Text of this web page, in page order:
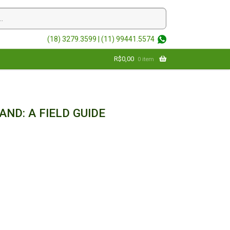
(18) 3279.3599 | (11) 99441.5574
R$0,00 0 item
A FIELD GUIDE